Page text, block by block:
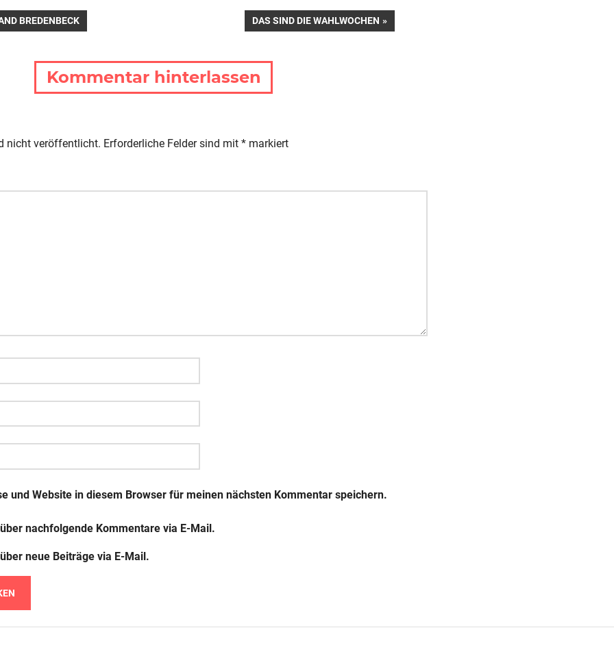
BREDENBECK
NÄCHSTER
BEITRAG:
DAS SIND DIE WAHLWOCHEN
Kommentar hinterlassen
nicht veröffentlicht. Erforderliche Felder sind mit * markiert
und Website in diesem Browser für meinen nächsten Kommentar speichern.
nachfolgende Kommentare via E-Mail.
neue Beiträge via E-Mail.